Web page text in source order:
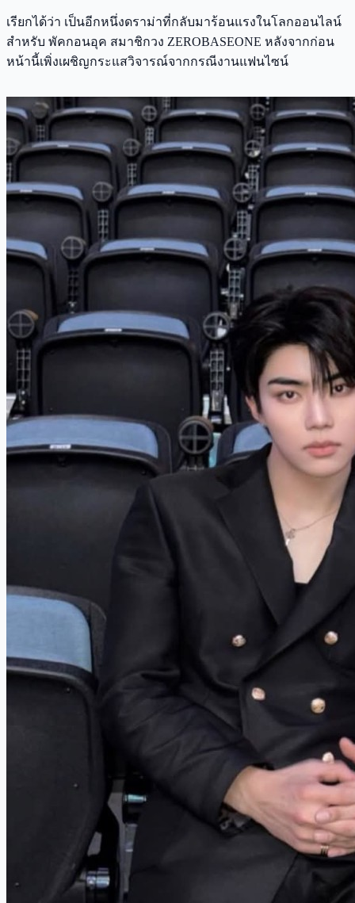
เรียกได้ว่า เป็นอีกหนึ่งดราม่าที่กลับมาร้อนแรงในโลกออนไลน์
สำหรับ พัคกอนอุค สมาชิกวง ZEROBASEONE หลังจากก่อน
หน้านี้เพิ่งเผชิญกระแสวิจารณ์จากกรณีงานแฟนไซน์